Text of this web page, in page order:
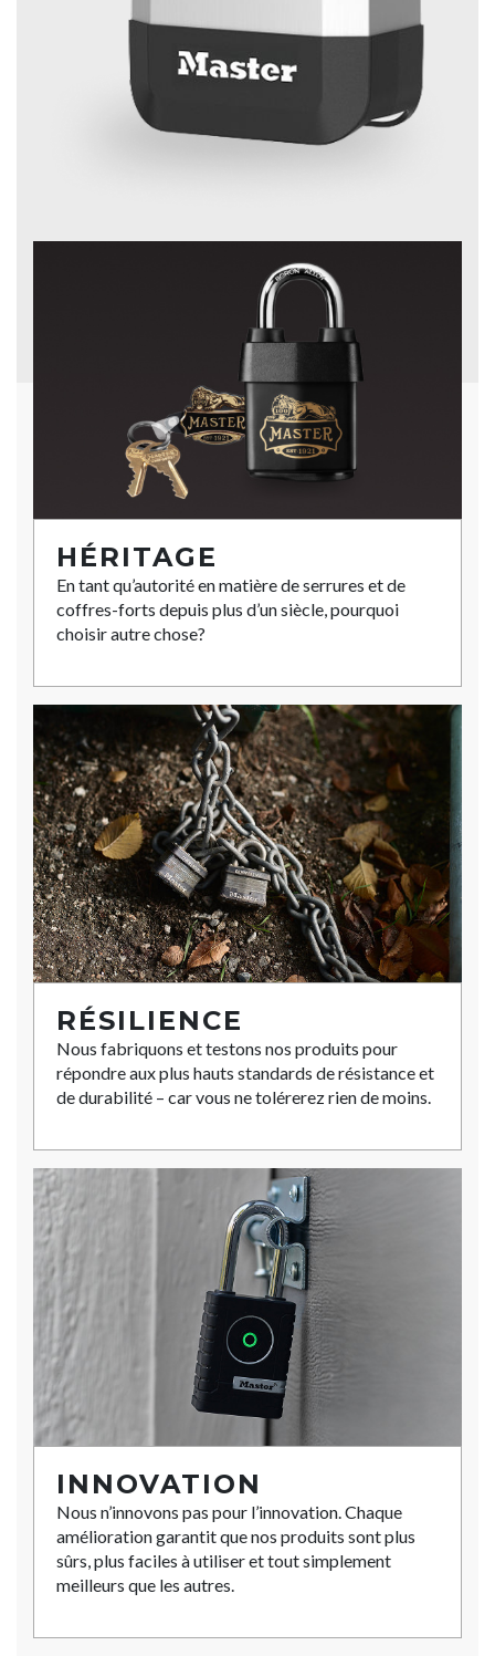
HÉRITAGE
En tant qu’autorité en matière de serrures et de
coffres-forts depuis plus d’un siècle, pourquoi
choisir autre chose?
RÉSILIENCE
Nous fabriquons et testons nos produits pour
répondre aux plus hauts standards de résistance et
de durabilité – car vous ne tolérerez rien de moins.
INNOVATION
Nous n’innovons pas pour l’innovation. Chaque
amélioration garantit que nos produits sont plus
sûrs, plus faciles à utiliser et tout simplement
meilleurs que les autres.